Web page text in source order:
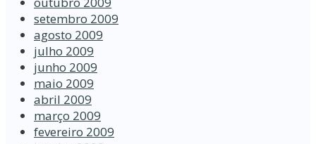
setembro 2009
agosto 2009
julho 2009
junho 2009
maio 2009
abril 2009
março 2009
fevereiro 2009